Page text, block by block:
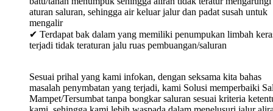
aturan saluran, sehingga air keluar jalur dan padat susah untuk
mengalir
✔ Terdapat bak dalam yang memiliki penumpukan limbah
terjadi tidak teraturan jalu ruas pembuangan/saluran
Sesuai prihal yang kami infokan, dengan seksama kita bahas
masalah penymbatan yang terjadi, kami Solusi memperbaiki
Mampet/Tersumbat tanpa bongkar saluran sesuai kriteria